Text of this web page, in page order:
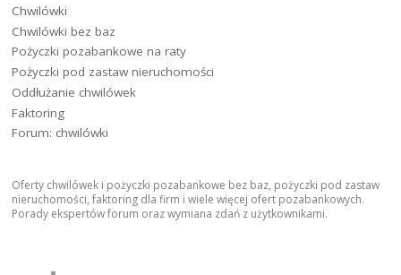
Chwilówki
Chwilówki bez baz
Pożyczki pozabankowe na raty
Pożyczki pod zastaw nieruchomości
Oddłużanie chwilówek
Faktoring
Forum: chwilówki
Oferty chwilówek i pożyczki pozabankowe bez baz, pożyczki pod zastaw
nieruchomości, faktoring dla firm i wiele więcej ofert pozabankowych.
Porady ekspertów forum oraz wymiana zdań z użytkownikami.